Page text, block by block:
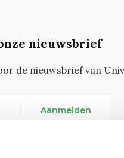
nieuwsbrief
de nieuwsbrief van
Aanmelden